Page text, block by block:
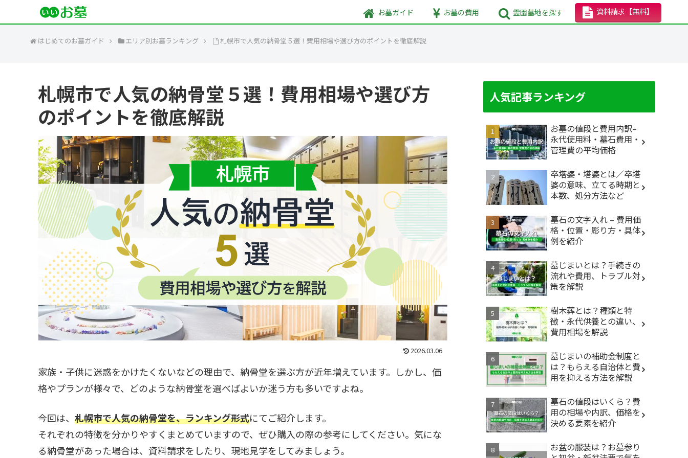
お墓ガイド お墓の費用 霊園墓地を探す 資料請求 【無料】
はじめてのお墓ガイド エリア別お墓ランキング 札幌市で人気の納骨堂５選！費用相場や選び方のポイントを徹底解説
札幌市で人気の納骨堂５選！費用相場や選び方
のポイントを徹底解説
2026.03.06
家族・子供に迷惑をかけたくないなどの理由で、納骨堂を選ぶ方が近年増えています。しかし、価
格やプランが様々で、どのような納骨堂を選べばよいか迷う方も多いですよね。
今回は、 札幌市で人気の納骨堂を、ランキング形式にてご紹介します。
それぞれの特徴を分かりやすくまとめていますので、ぜひ購入の際の参考にしてください。気にな
る納骨堂があった場合は、資料請求をしたり、現地見学をしてみましょう。
人気記事ランキング
お墓の値段と費用内訳–
永代使用料・墓石費用・
管理費の平均価格
卒塔婆・塔婆とは／卒塔
婆の意味、立てる時期と
本数、処分方法など
墓石の文字入れ – 費用価
格・位置・彫り方・具体
例を紹介
墓じまいとは？手続きの
流れや費用、トラブル対
策を解説
樹木葬とは？種類と特
徴・永代供養との違い、
費用相場を解説
墓じまいの補助金制度と
は？もらえる自治体と費
用を抑える方法を解説
墓石の値段はいくら？費
用の相場や内訳、価格を
決める要素を紹介
お盆の服装は？お墓参り